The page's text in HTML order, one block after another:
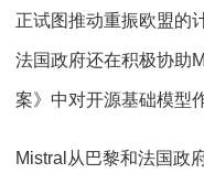
正试图推动重振欧盟的
法国政府还在积极协助
案》中对开源基础模型
Mistral从巴黎和法国政